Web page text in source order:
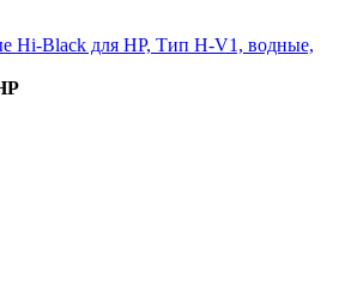
Hi-Black для HP, Тип H-V1, водные,